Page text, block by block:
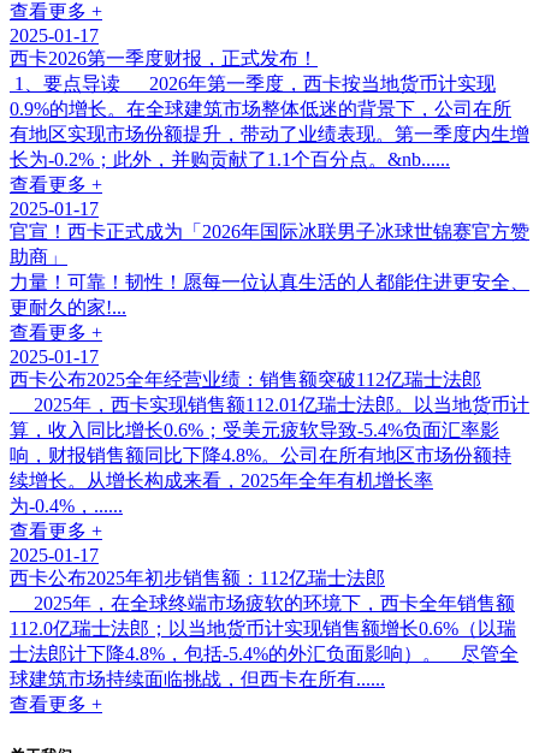
查看更多 +
2025-01-17
西卡2026第一季度财报，正式发布！
1、要点导读 2026年第一季度，西卡按当地货币计实现
0.9%的增长。在全球建筑市场整体低迷的背景下，公司在所
有地区实现市场份额提升，带动了业绩表现。第一季度内生增
长为-0.2%；此外，并购贡献了1.1个百分点。&nb......
查看更多 +
2025-01-17
官宣！西卡正式成为「2026年国际冰联男子冰球世锦赛官方赞
助商」
力量！可靠！韧性！愿每一位认真生活的人都能住进更安全、
更耐久的家!...
查看更多 +
2025-01-17
西卡公布2025全年经营业绩：销售额突破112亿瑞士法郎
2025年，西卡实现销售额112.01亿瑞士法郎。以当地货币计
算，收入同比增长0.6%；受美元疲软导致-5.4%负面汇率影
响，财报销售额同比下降4.8%。公司在所有地区市场份额持
续增长。从增长构成来看，2025年全年有机增长率
为-0.4%，......
查看更多 +
2025-01-17
西卡公布2025年初步销售额：112亿瑞士法郎
2025年，在全球终端市场疲软的环境下，西卡全年销售额
112.0亿瑞士法郎；以当地货币计实现销售额增长0.6%（以瑞
士法郎计下降4.8%，包括-5.4%的外汇负面影响）。 尽管全
球建筑市场持续面临挑战，但西卡在所有......
查看更多 +